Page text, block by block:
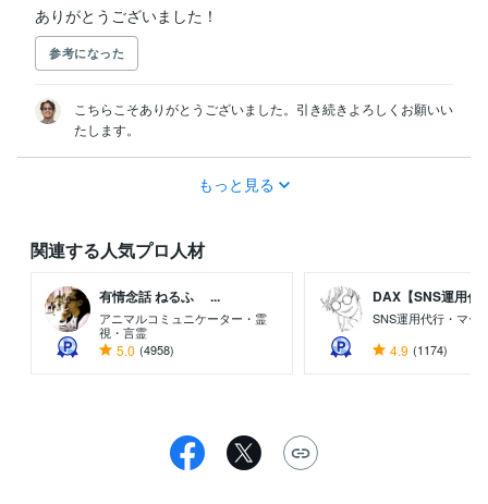
ありがとうございました！
参考になった
こちらこそありがとうございました。引き続きよろしくお願いい
たします。
もっと見る
関連する人気プロ人材
有情念話 ねるふ ...
アニマルコミュニケーター・霊
視・言霊
5.0 (4958)
DAX【SNS運用代
SNS運用代行・マー
4.9 (1174)